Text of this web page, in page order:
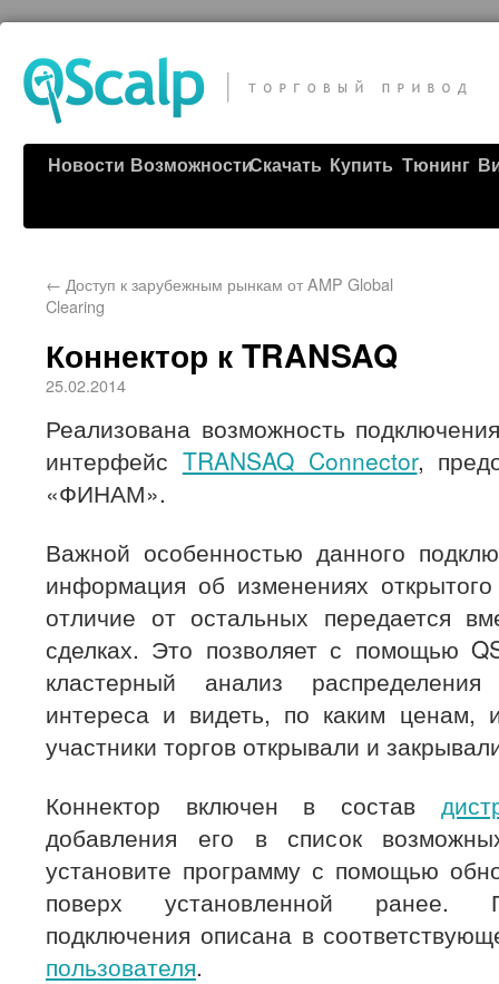
Новости ВозможностиСкачать Купить Тюнинг
← Доступ к зарубежным рынкам от AMP Global
Clearing
Коннектор к TRANSAQ
25.02.2014
Реализована возможность
интерфейс TRANSAQ Connector,
«ФИНАМ».
Важной особенностью данного
информация об изменениях
отличие от остальных передается
сделках. Это позволяет с помощью
кластерный анализ
интереса и видеть, по каким ценам,
участники торгов открывали и
Коннектор включен в состав
добавления его в список
установите программу с помощью
поверх установленной ранее.
подключения описана в
пользователя.